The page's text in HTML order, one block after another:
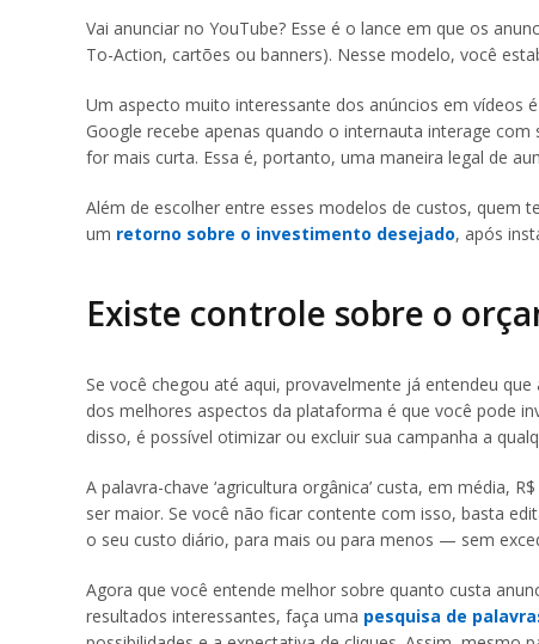
Vai anunciar no YouTube? Esse é o lance em que os
To-Action, cartões ou banners). Nesse modelo, você
Um aspecto muito interessante dos anúncios em vídeos
Google recebe apenas quando o internauta interage com
for mais curta. Essa é, portanto, uma maneira legal de
Além de escolher entre esses modelos de custos, quem
um retorno sobre o investimento desejado, após
Existe controle sobre o
Se você chegou até aqui, provavelmente já entendeu
dos melhores aspectos da plataforma é que você pode
disso, é possível otimizar ou excluir sua campanha a
A palavra-chave ‘agricultura orgânica’ custa, em média,
ser maior. Se você não ficar contente com isso, basta
o seu custo diário, para mais ou para menos — sem
Agora que você entende melhor sobre quanto custa
resultados interessantes, faça uma pesquisa de